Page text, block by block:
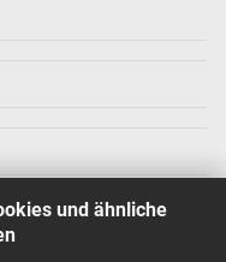
und ähnliche